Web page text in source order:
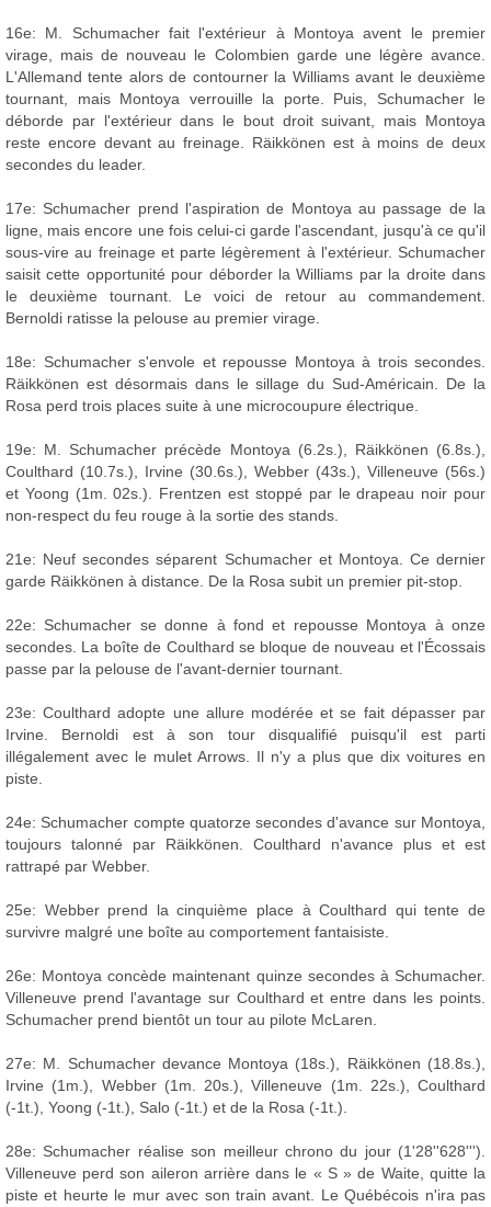
16e: M. Schumacher fait l'extérieur à Montoya avent le premier
virage, mais de nouveau le Colombien garde une légère avance.
L'Allemand tente alors de contourner la Williams avant le deuxième
tournant, mais Montoya verrouille la porte. Puis, Schumacher le
déborde par l'extérieur dans le bout droit suivant, mais Montoya
reste encore devant au freinage. Räikkönen est à moins de deux
secondes du leader.
17e: Schumacher prend l'aspiration de Montoya au passage de la
ligne, mais encore une fois celui-ci garde l'ascendant, jusqu'à ce qu'il
sous-vire au freinage et parte légèrement à l'extérieur. Schumacher
saisit cette opportunité pour déborder la Williams par la droite dans
le deuxième tournant. Le voici de retour au commandement.
Bernoldi ratisse la pelouse au premier virage.
18e: Schumacher s'envole et repousse Montoya à trois secondes.
Räikkönen est désormais dans le sillage du Sud-Américain. De la
Rosa perd trois places suite à une microcoupure électrique.
19e: M. Schumacher précède Montoya (6.2s.), Räikkönen (6.8s.),
Coulthard (10.7s.), Irvine (30.6s.), Webber (43s.), Villeneuve (56s.)
et Yoong (1m. 02s.). Frentzen est stoppé par le drapeau noir pour
non-respect du feu rouge à la sortie des stands.
21e: Neuf secondes séparent Schumacher et Montoya. Ce dernier
garde Räikkönen à distance. De la Rosa subit un premier pit-stop.
22e: Schumacher se donne à fond et repousse Montoya à onze
secondes. La boîte de Coulthard se bloque de nouveau et l'Écossais
passe par la pelouse de l'avant-dernier tournant.
23e: Coulthard adopte une allure modérée et se fait dépasser par
Irvine. Bernoldi est à son tour disqualifié puisqu'il est parti
illégalement avec le mulet Arrows. Il n'y a plus que dix voitures en
piste.
24e: Schumacher compte quatorze secondes d'avance sur Montoya,
toujours talonné par Räikkönen. Coulthard n'avance plus et est
rattrapé par Webber.
25e: Webber prend la cinquième place à Coulthard qui tente de
survivre malgré une boîte au comportement fantaisiste.
26e: Montoya concède maintenant quinze secondes à Schumacher.
Villeneuve prend l'avantage sur Coulthard et entre dans les points.
Schumacher prend bientôt un tour au pilote McLaren.
27e: M. Schumacher devance Montoya (18s.), Räikkönen (18.8s.),
Irvine (1m.), Webber (1m. 20s.), Villeneuve (1m. 22s.), Coulthard
(-1t.), Yoong (-1t.), Salo (-1t.) et de la Rosa (-1t.).
28e: Schumacher réalise son meilleur chrono du jour (1'28''628''').
Villeneuve perd son aileron arrière dans le « S » de Waite, quitte la
piste et heurte le mur avec son train avant. Le Québécois n'ira pas